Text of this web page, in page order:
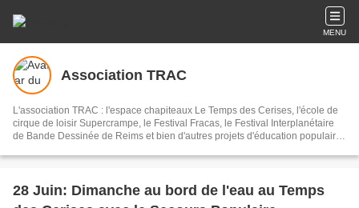
MENU
Association TRAC
L'association TRAC : l'espace chapiteaux Le Temps des Cerises, l'école de
cirque de loisir Supercrampe, le Festival Fracas, le Festival Interplanétaire
de Bande Dessinée de Reims et bien d'autres projets d'éducation populaire
28 Juin: Dimanche au bord de l'eau au Temps